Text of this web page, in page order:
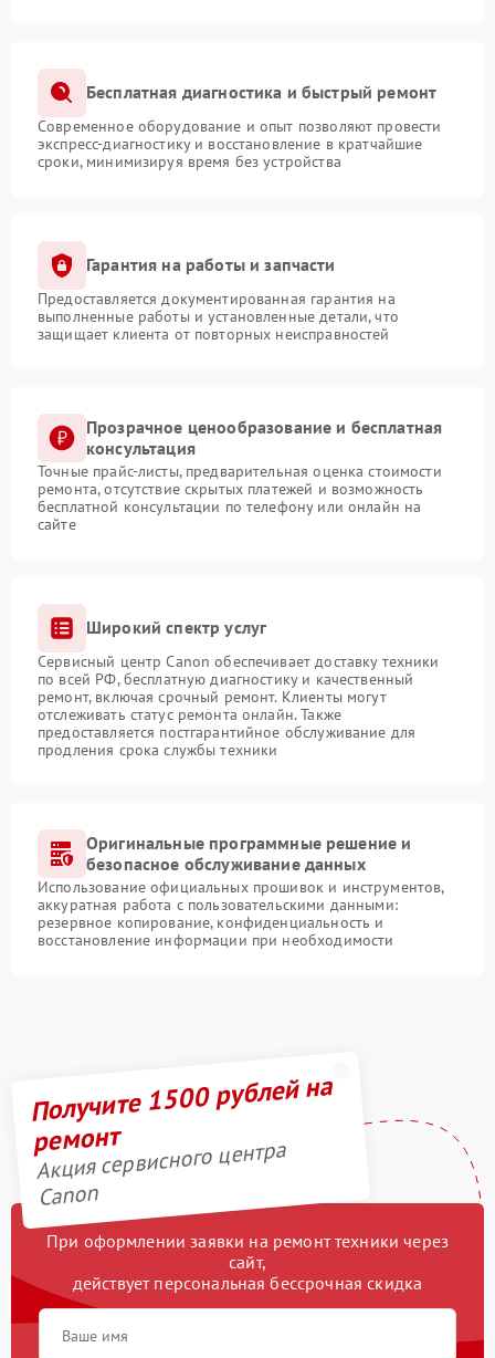
Бесплатная диагностика и быстрый ремонт
Современное оборудование и опыт позволяют провести
экспресс-диагностику и восстановление в кратчайшие
сроки, минимизируя время без устройства
Гарантия на работы и запчасти
Предоставляется документированная гарантия на
выполненные работы и установленные детали, что
защищает клиента от повторных неисправностей
Прозрачное ценообразование и бесплатная
консультация
Точные прайс-листы, предварительная оценка стоимости
ремонта, отсутствие скрытых платежей и возможность
бесплатной консультации по телефону или онлайн на
сайте
Широкий спектр услуг
Сервисный центр Canon обеспечивает доставку техники
по всей РФ, бесплатную диагностику и качественный
ремонт, включая срочный ремонт. Клиенты могут
отслеживать статус ремонта онлайн. Также
предоставляется постгарантийное обслуживание для
продления срока службы техники
Оригинальные программные решение и
безопасное обслуживание данных
Использование официальных прошивок и инструментов,
аккуратная работа с пользовательскими данными:
резервное копирование, конфиденциальность и
восстановление информации при необходимости
Получите 1500 рублей на
ремонт
Акция сервисного центра
Canon
При оформлении заявки на ремонт техники через
сайт,
действует персональная бессрочная скидка